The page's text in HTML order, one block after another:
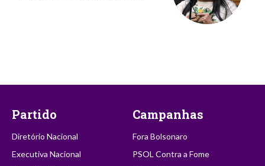
Partido
Diretório Nacional
Executiva Nacional
Campanhas
Fora Bolsonaro
PSOL Contra a Fome